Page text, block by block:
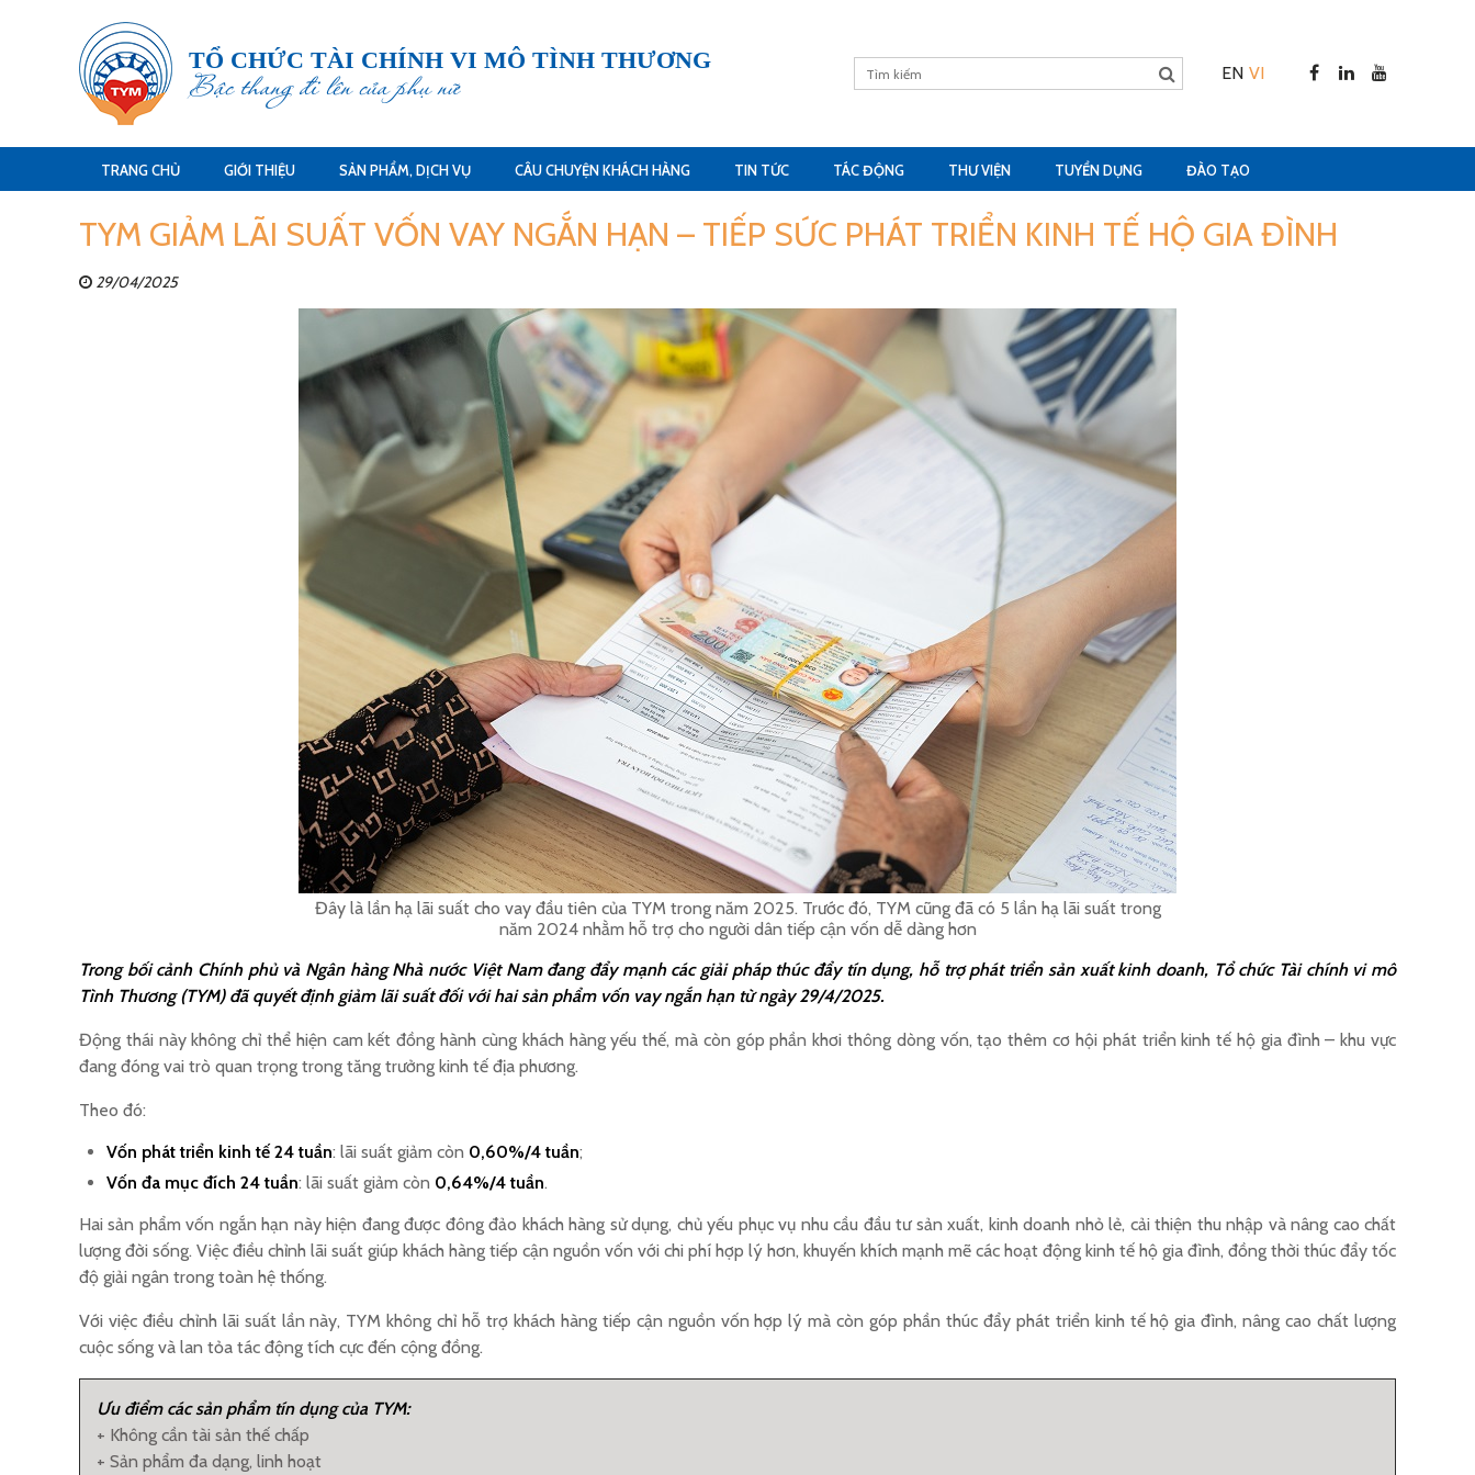
TỔ CHỨC TÀI CHÍNH VI MÔ TÌNH THƯƠNG
Bậc thang đi lên của phụ nữ EN VI
TRANG CHỦ GIỚI THIỆU SẢN PHẨM, DỊCH VỤ CÂU CHUYỆN KHÁCH HÀNG TIN TỨC TÁC ĐỘNG THƯ VIỆN TUYỂN DỤNG ĐÀO TẠO
TYM GIẢM LÃI SUẤT VỐN VAY NGẮN HẠN – TIẾP SỨC PHÁT TRIỂN KINH TẾ HỘ GIA ĐÌNH
29/04/2025
Đây là lần hạ lãi suất cho vay đầu tiên của TYM trong năm 2025. Trước đó, TYM cũng đã có 5 lần hạ lãi suất trong
năm 2024 nhằm hỗ trợ cho người dân tiếp cận vốn dễ dàng hơn
Trong bối cảnh Chính phủ và Ngân hàng Nhà nước Việt Nam đang đẩy mạnh các giải pháp thúc đẩy tín dụng, hỗ trợ phát triển sản xuất kinh doanh, Tổ chức Tài chính vi mô
Tình Thương (TYM) đã quyết định giảm lãi suất đối với hai sản phẩm vốn vay ngắn hạn từ ngày 29/4/2025.
Động thái này không chỉ thể hiện cam kết đồng hành cùng khách hàng yếu thế, mà còn góp phần khơi thông dòng vốn, tạo thêm cơ hội phát triển kinh tế hộ gia đình – khu vực
đang đóng vai trò quan trọng trong tăng trưởng kinh tế địa phương.
Theo đó:
Vốn phát triển kinh tế 24 tuần: lãi suất giảm còn 0,60%/4 tuần;
Vốn đa mục đích 24 tuần: lãi suất giảm còn 0,64%/4 tuần.
Hai sản phẩm vốn ngắn hạn này hiện đang được đông đảo khách hàng sử dụng, chủ yếu phục vụ nhu cầu đầu tư sản xuất, kinh doanh nhỏ lẻ, cải thiện thu nhập và nâng cao chất
lượng đời sống. Việc điều chỉnh lãi suất giúp khách hàng tiếp cận nguồn vốn với chi phí hợp lý hơn, khuyến khích mạnh mẽ các hoạt động kinh tế hộ gia đình, đồng thời thúc đẩy tốc
độ giải ngân trong toàn hệ thống.
Với việc điều chỉnh lãi suất lần này, TYM không chỉ hỗ trợ khách hàng tiếp cận nguồn vốn hợp lý mà còn góp phần thúc đẩy phát triển kinh tế hộ gia đình, nâng cao chất lượng
cuộc sống và lan tỏa tác động tích cực đến cộng đồng.​
Ưuđiểmcác sản phẩm tín dụng của TYM:
+ Không cần tài sản thế chấp
+ Sản phẩm đa dạng, linh hoạt